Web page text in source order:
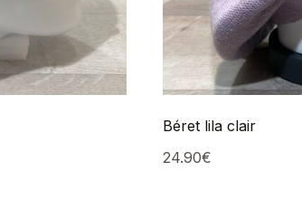
Béret lila clair
24.90€